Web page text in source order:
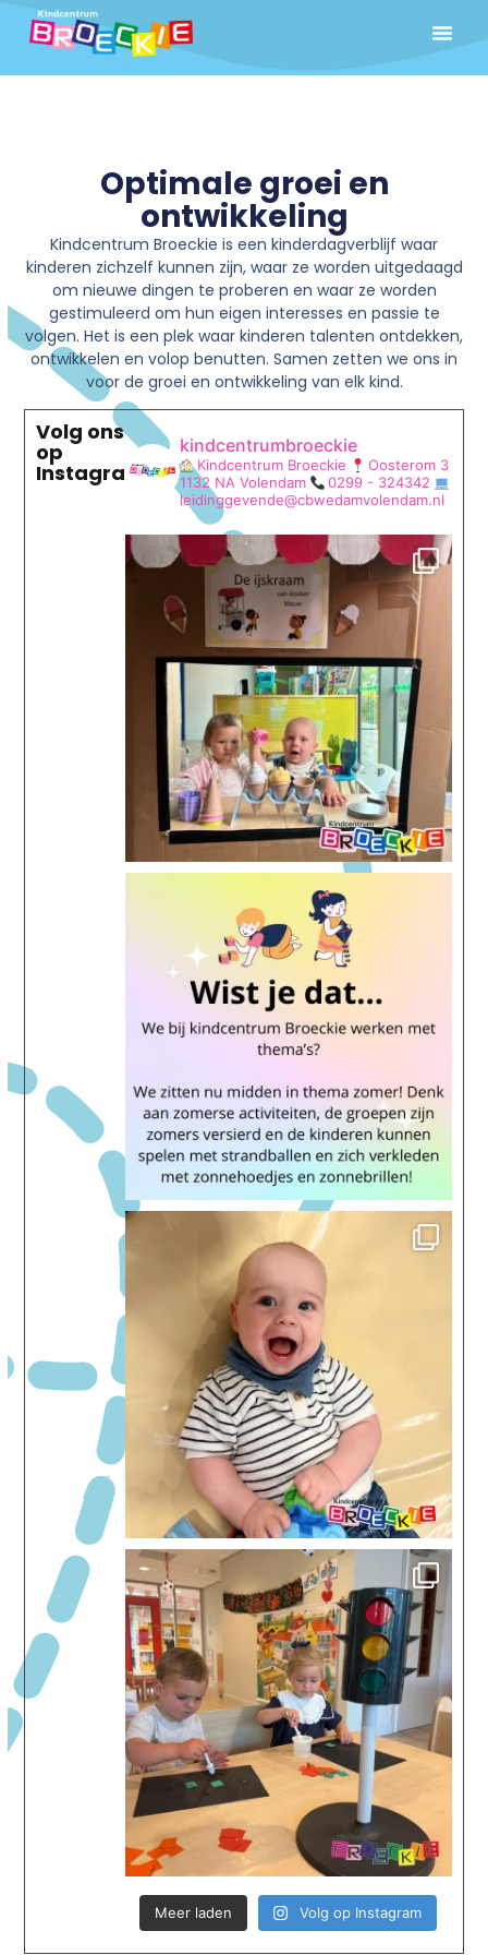
Optimale groei en
ontwikkeling
Kindcentrum Broeckie is een kinderdagverblijf waar
kinderen zichzelf kunnen zijn, waar ze worden uitgedaagd
om nieuwe dingen te proberen en waar ze worden
gestimuleerd om hun eigen interesses en passie te
volgen. Het is een plek waar kinderen talenten ontdekken,
ontwikkelen en volop benutten. Samen zetten we ons in
voor de groei en ontwikkeling van elk kind.
Volg ons
op
Instagram
kindcentrumbroeckie
Kindcentrum Broeckie
Oosterom 3
1132 NA Volendam
0299 - 324342
leidinggevende@cbwedamvolendam.nl
Meer laden Volg op Instagram